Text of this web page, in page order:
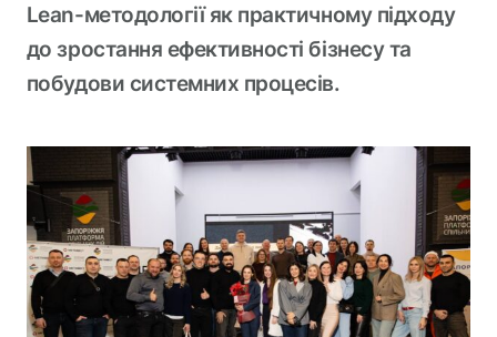
Lean-методології як практичному підходу
до зростання ефективності бізнесу та
побудови системних процесів.